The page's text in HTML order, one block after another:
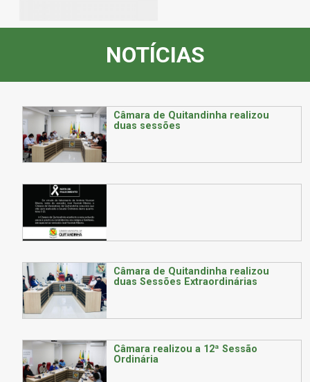
NOTÍCIAS
Câmara de Quitandinha realizou
duas sessões
Câmara de Quitandinha realizou
duas Sessões Extraordinárias
Câmara realizou a 12ª Sessão
Ordinária